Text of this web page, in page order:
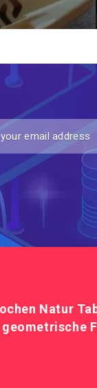
Natur
geometrische